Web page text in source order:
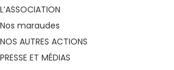
L’ASSOCIATION
Nos maraudes
NOS AUTRES ACTIONS
PRESSE ET MÉDIAS